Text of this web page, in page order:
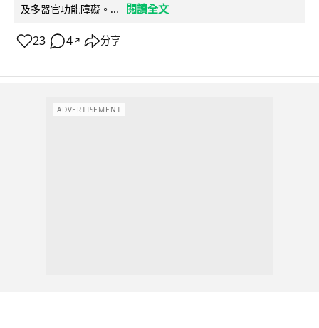
及多器官功能障礙。...
閱讀全文
23 4 ↗ 分享
ADVERTISEMENT